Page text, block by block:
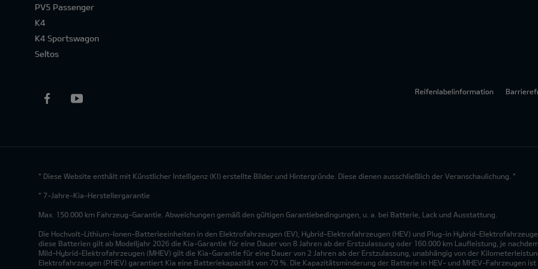
PV5 Passenger
K4
K4 Sportswagon
Seltos
Reifenlabelinformation
* Diese Website enthält mit Künstlicher Intelligenz (KI) erstellte Bilder und Hintergründe. Diese dienen ausschließlich der Veranschaulichung. *
* 7-Jahre-Kia-Herstellergarantie
Max. 150.000 km Fahrzeug-Garantie. Abweichungen gemäß den gültigen Garantiebedingungen, u. a. bei Batterie, Lack und Ausstattung.
Die Hochvolt-Lithium-Ionen-Batterieeinheiten in den Elektrofahrzeugen (EV), Hybrid-Elektrofahrzeugen (HEV) und Plug-in Hybrid-
diese Batterien gilt ab Modelljahr 2026 die Kia-Garantie für eine Dauer von 8 Jahren ab der Erstzulassung oder 160.000 km Laufleistung, je
Mild-Hybrid-Elektrofahrzeugen (MHEV) gilt die Kia-Garantie für eine Dauer von 2 Jahren ab der Erstzulassung, unabhängig von der
Elektrofahrzeugen (PHEV) garantiert Kia eine Batteriekapazität von 70 %. Die Kapazitätsminderung der Batterie in HEV- und MHEV-Fahrzeugen